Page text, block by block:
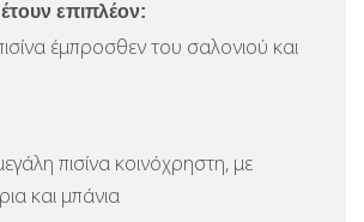
επιπλέον:
έμπροσθεν του σαλονιού και
πισίνα κοινόχρηστη, με
και μπάνια